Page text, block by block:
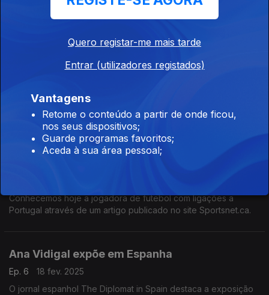
A escritora Christina Pickard considera o vinho português "um
a carteira de muitos, mas pode ter o efeito de depreciação
Guia Michelin Portugal 2025
O guia deste ano contabiliza 46 restaurantes premiados, mas
ainda não foi desta que Portugal alcançou a categoria máxima
de três estrelas.
Conhecemos hoje a jogadora de futebol com ligações a
Portugal através de um artigo publicado no site Sportsnet.ca.
Ana Vidigal expõe em Espanha
Ep. 6
18 fev. 2025
O jornal espanhol The Diplomat in Spain destaca a exposição
Quero registar-me mais tarde
Entrar (utilizadores registados)
Vantagens
Retome o conteúdo a partir de onde ficou,
nos seus dispositivos;
Guarde programas favoritos;
Aceda à sua área pessoal;